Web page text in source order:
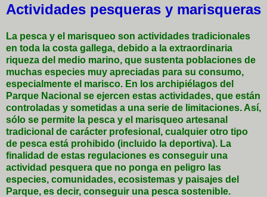
Actividades pesqueras y marisqueras
La pesca y el marisqueo son actividades tradicionales
en toda la costa gallega, debido a la extraordinaria
riqueza del medio marino, que sustenta poblaciones de
muchas especies muy apreciadas para su consumo,
especialmente el marisco. En los archipiélagos del
Parque Nacional se ejercen estas actividades, que están
controladas y sometidas a una serie de limitaciones. Así,
sólo se permite la pesca y el marisqueo artesanal
tradicional de carácter profesional, cualquier otro tipo
de pesca está prohibido (incluido la deportiva). La
finalidad de estas regulaciones es conseguir una
actividad pesquera que no ponga en peligro las
especies, comunidades, ecosistemas y paisajes del
Parque, es decir, conseguir una pesca sostenible.